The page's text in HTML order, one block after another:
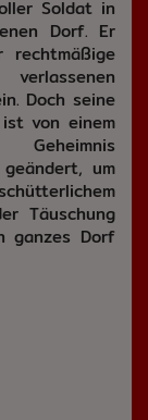
Soldat in
Dorf. Er
rechtmäßige
Doch seine
von einem
um
Täuschung
ganzes Dorf